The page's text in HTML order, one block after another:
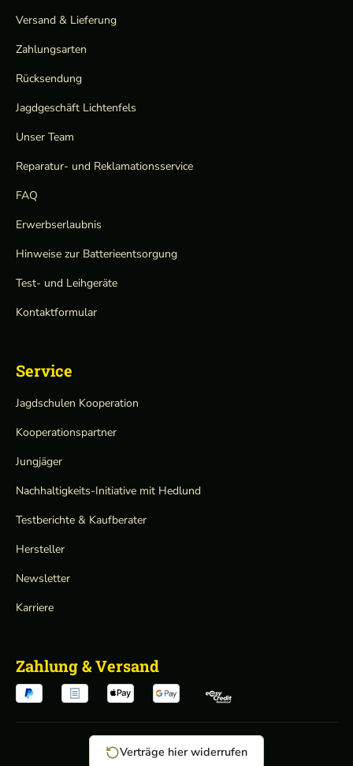
Versand & Lieferung
Zahlungsarten
Rücksendung
Jagdgeschäft Lichtenfels
Unser Team
Reparatur- und Reklamationsservice
FAQ
Erwerbserlaubnis
Hinweise zur Batterieentsorgung
Test- und Leihgeräte
Kontaktformular
Service
Jagdschulen Kooperation
Kooperationspartner
Jungjäger
Nachhaltigkeits-Initiative mit Hedlund
Testberichte & Kaufberater
Hersteller
Newsletter
Karriere
Zahlung & Versand
Verträge hier widerrufen